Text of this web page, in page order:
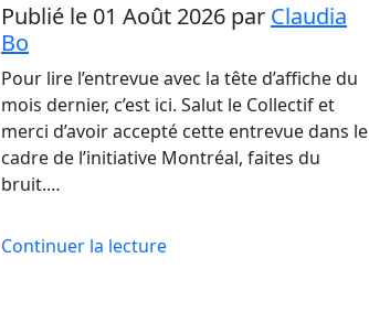
Publié le 01 Août 2026 par Claudia
Bo
Pour lire l’entrevue avec la tête d’affiche du
mois dernier, c’est ici. Salut le Collectif et
merci d’avoir accepté cette entrevue dans le
cadre de l’initiative Montréal, faites du
bruit.…
Continuer la lecture